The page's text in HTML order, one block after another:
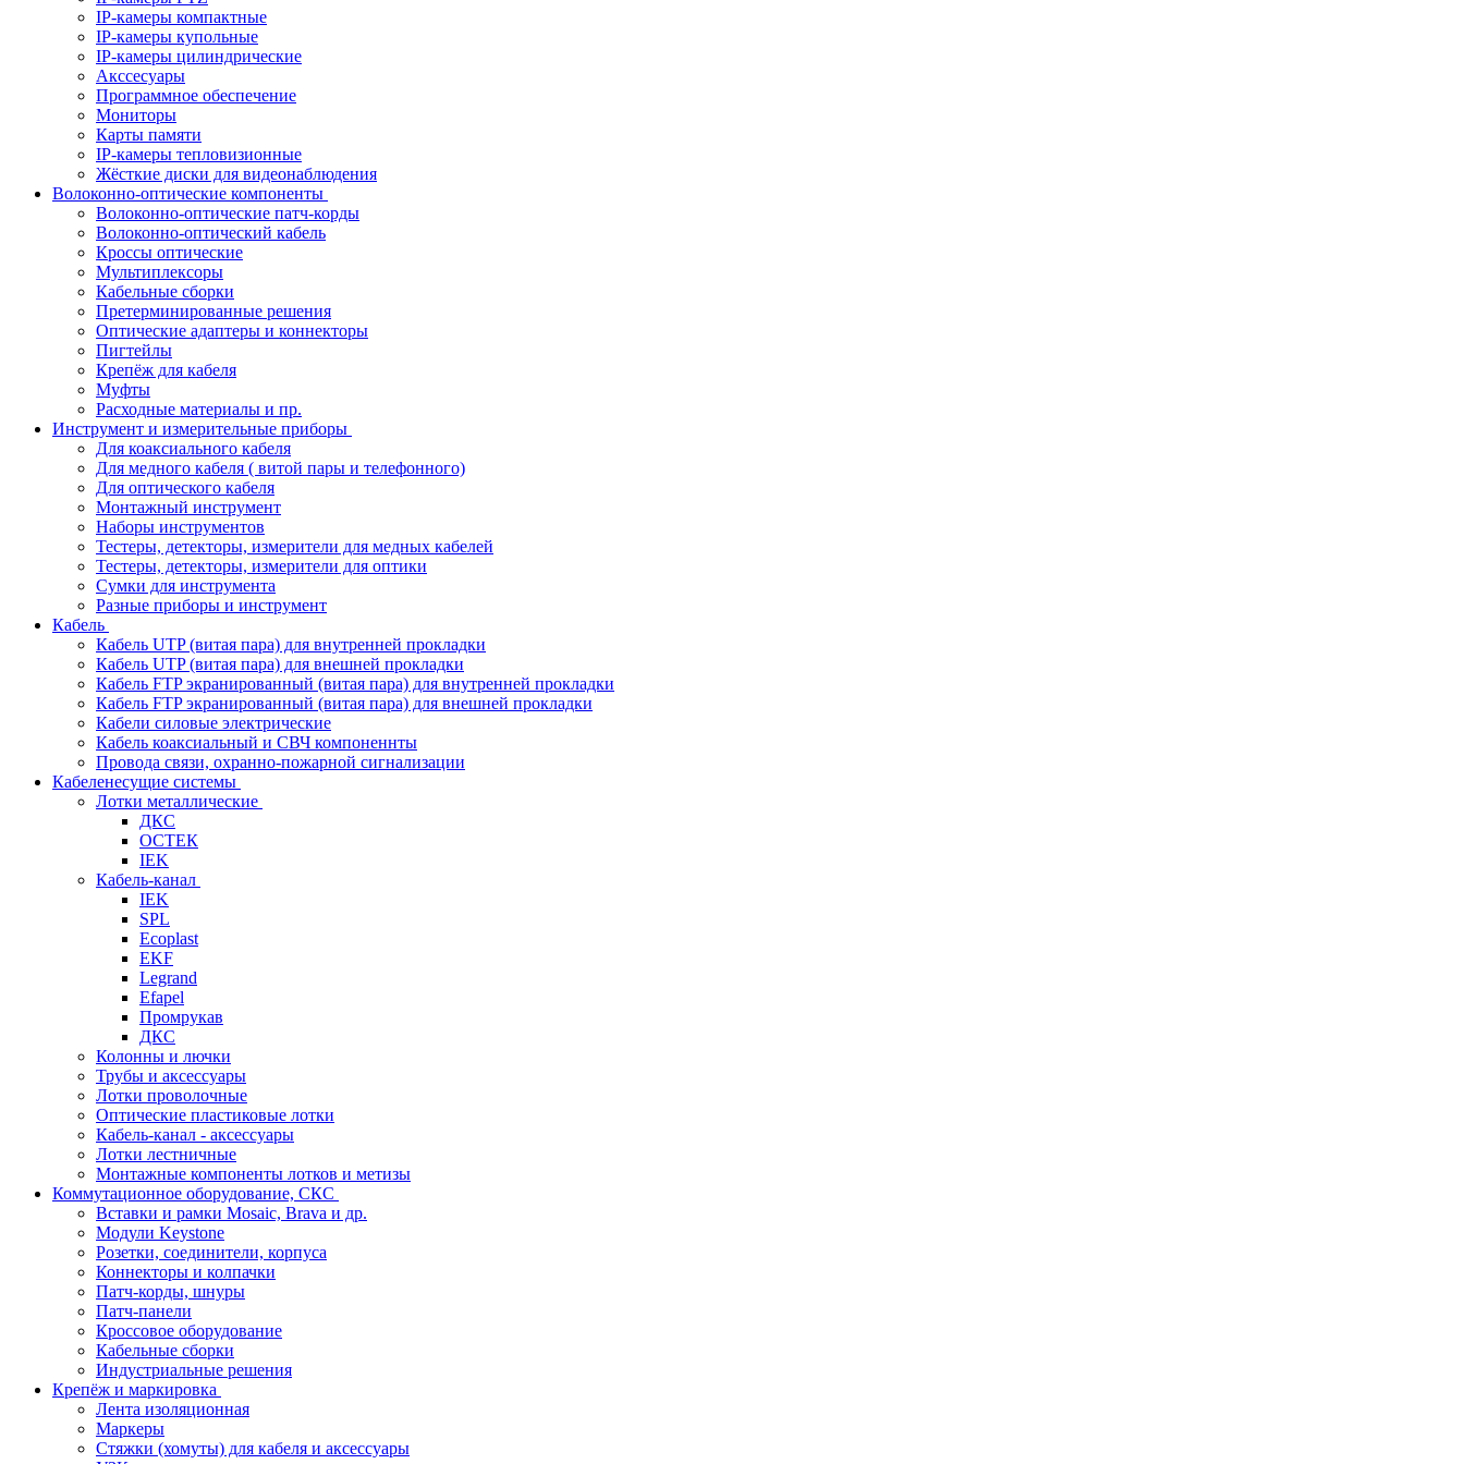
IP-камеры компактные
IP-камеры купольные
IP-камеры цилиндрические
Акссесуары
Программное обеспечение
Мониторы
Карты памяти
IP-камеры тепловизионные
Жёсткие диски для видеонаблюдения
Волоконно-оптические компоненты
Волоконно-оптические патч-корды
Волоконно-оптический кабель
Кроссы оптические
Мультиплексоры
Кабельные сборки
Претерминированные решения
Оптические адаптеры и коннекторы
Пигтейлы
Крепёж для кабеля
Муфты
Расходные материалы и пр.
Инструмент и измерительные приборы
Для коаксиального кабеля
Для медного кабеля ( витой пары и телефонного)
Для оптического кабеля
Монтажный инструмент
Наборы инструментов
Тестеры, детекторы, измерители для медных кабелей
Тестеры, детекторы, измерители для оптики
Сумки для инструмента
Разные приборы и инструмент
Кабель
Кабель UTP (витая пара) для внутренней прокладки
Кабель UTP (витая пара) для внешней прокладки
Кабель FTP экранированный (витая пара) для внутренней прокладки
Кабель FTP экранированный (витая пара) для внешней прокладки
Кабели силовые электрические
Кабель коаксиальный и СВЧ компоненнты
Провода связи, охранно-пожарной сигнализации
Кабеленесущие системы
Лотки металлические
ДКС
ОСТЕК
IEK
Кабель-канал
IEK
SPL
Ecoplast
EKF
Legrand
Efapel
Промрукав
ДКС
Колонны и лючки
Трубы и аксессуары
Лотки проволочные
Оптические пластиковые лотки
Кабель-канал - аксессуары
Лотки лестничные
Монтажные компоненты лотков и метизы
Коммутационное оборудование, СКС
Вставки и рамки Mosaic, Brava и др.
Модули Keystone
Розетки, соединители, корпуса
Коннекторы и колпачки
Патч-корды, шнуры
Патч-панели
Кроссовое оборудование
Кабельные сборки
Индустриальные решения
Крепёж и маркировка
Лента изоляционная
Маркеры
Стяжки (хомуты) для кабеля и аксессуары